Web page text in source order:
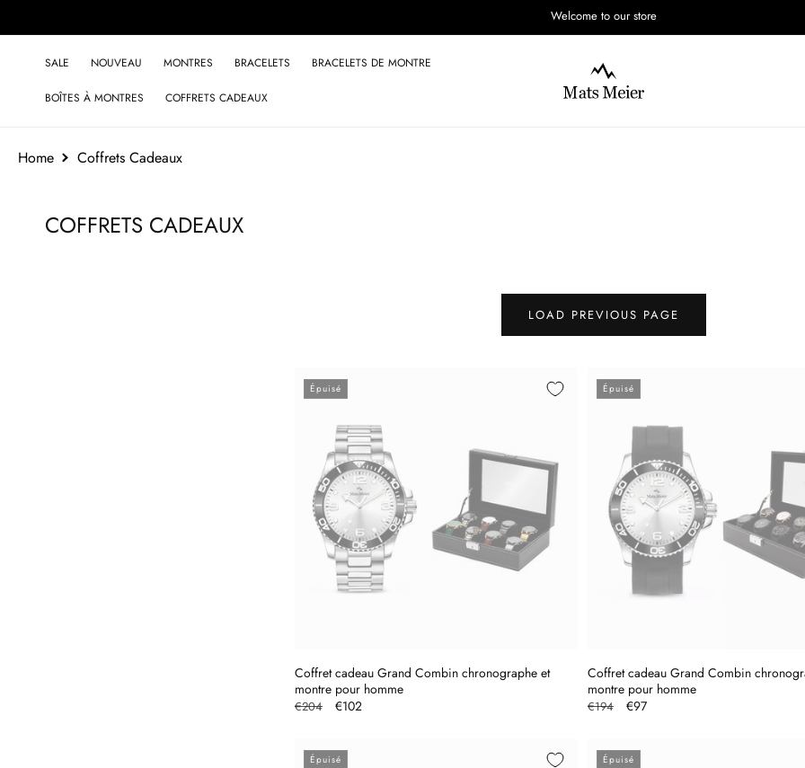
au
Welcome to our store
SALE NOUVEAU MONTRES BRACELETS BRACELETS DE MONTRE
BOÎTES À MONTRES COFFRETS CADEAUX
Home Coffrets Cadeaux
C
COFFRETS CADEAUX
LOAD PREVIOUS PAGE
Épuisé
Coffret cadeau Grand Combin chronographe et
montre pour homme
Prix
€204
Prix
€102
Épuisé
Coffret cadeau Grand Combin
montre pour homme
Prix
€194
Prix
€97
Épuisé Épuisé